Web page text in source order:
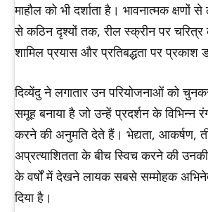
माहौल को भी दर्शाता है। भावनात्मक क्षणों
से कठिन दृश्यों तक, रील स्क्रीन पर
शामिल प्रयास और प्रतिबद्धता पर प्रकाश
दिव्येंदु ने लगातार उन परियोजनाओं को
समूह बनाया है जो उन्हें प्रदर्शन के विभिन्न
करने की अनुमति देते हैं। भेद्यता, आकर्षण,
अप्रत्याशितता के बीच स्विच करने की उनकी
के वर्षों में देखने लायक सबसे सम्मोहक
दिया है।